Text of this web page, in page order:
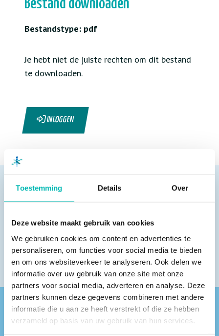
Toestemming Details Over
Deze website maakt gebruik van cookies
We gebruiken cookies om content en advertenties te
personaliseren, om functies voor social media te bieden
en om ons websiteverkeer te analyseren. Ook delen we
informatie over uw gebruik van onze site met onze
partners voor social media, adverteren en analyse. Deze
partners kunnen deze gegevens combineren met andere
informatie die u aan ze heeft verstrekt of die ze hebben
verzameld op basis van uw gebruik van hun services.
Bestand downloaden
Bestandstype: pdf
Je hebt niet de juiste rechten om dit bestand
te downloaden.
INLOGGEN
Vind een VLR-vakbedrijf bij jou in de buurt